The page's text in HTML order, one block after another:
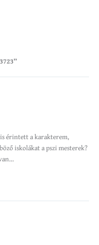
érintett a karakterem,
iskolákat a pszi mesterek?